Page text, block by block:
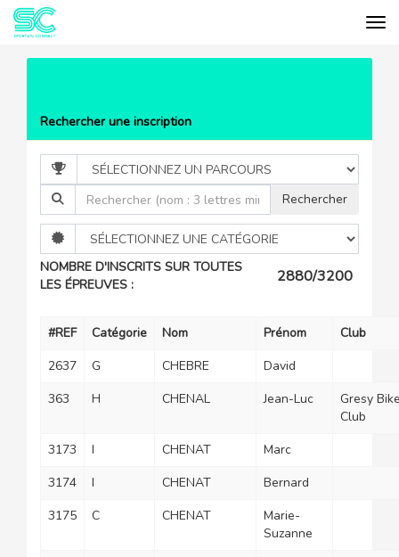
Rechercher une inscription
NOMBRE D'INSCRITS SUR TOUTES
LES ÉPREUVES :
2880/3200
#REF Catégorie Nom Prénom
Club
2637
G CHEBRE
David
363
H CHENAL Jean-Luc
Gresy
Club
3173
I CHENAT
Marc
3174
I CHENAT
Bernard
3175
C CHENAT
Marie-
Suzanne